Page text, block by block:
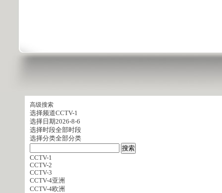
高级搜索
选择频道CCTV-1
选择日期2026-8-6
选择时段全部时段
选择分类全部分类
CCTV-1
CCTV-2
CCTV-3
CCTV-4亚洲
CCTV-4欧洲